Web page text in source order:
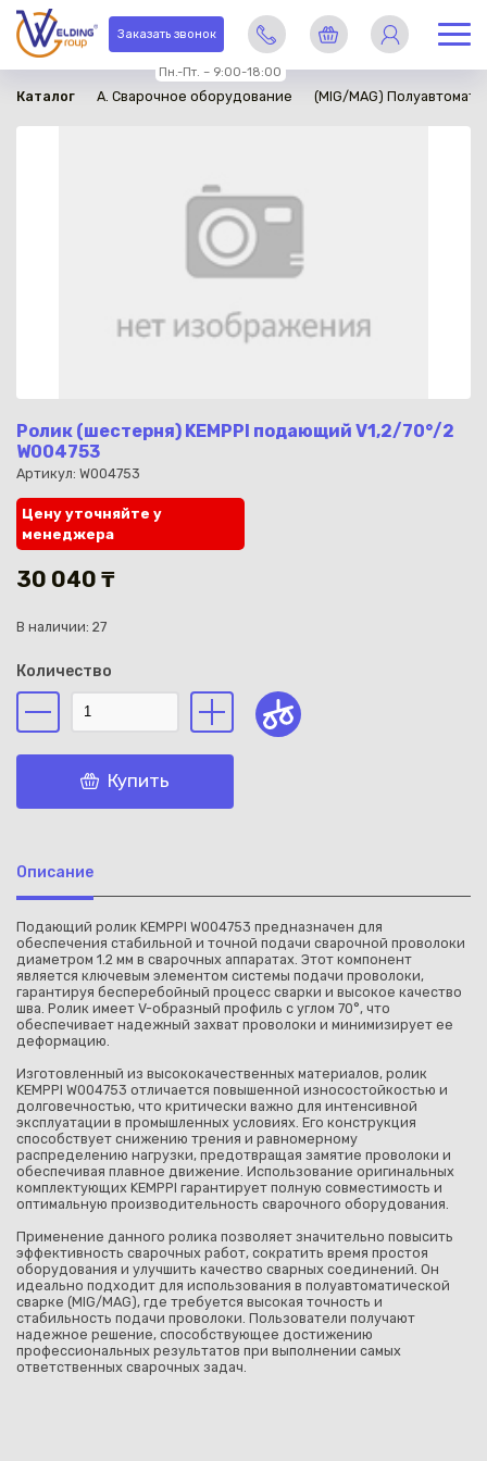
Заказать звонок
Пн.-Пт. – 9:00-18:00
Каталог A. Сварочное оборудование (MIG/MAG)
Ролик (шестерня) KEMPPI подающий V1,2/70°/2
W004753
Артикул: W004753
в наличии
Цену уточняйте у
менеджера
30 040 ₸
В наличии: 27
Количество
Купить
Описание
Подающий ролик KEMPPI W004753 предназначен для
обеспечения стабильной и точной подачи сварочной проволоки
диаметром 1.2 мм в сварочных аппаратах. Этот компонент
является ключевым элементом системы подачи проволоки,
гарантируя бесперебойный процесс сварки и высокое качество
шва. Ролик имеет V-образный профиль с углом 70°, что
обеспечивает надежный захват проволоки и минимизирует ее
деформацию.
Изготовленный из высококачественных материалов, ролик
KEMPPI W004753 отличается повышенной износостойкостью и
долговечностью, что критически важно для интенсивной
эксплуатации в промышленных условиях. Его конструкция
способствует снижению трения и равномерному
распределению нагрузки, предотвращая замятие проволоки и
обеспечивая плавное движение. Использование оригинальных
комплектующих KEMPPI гарантирует полную совместимость и
оптимальную производительность сварочного оборудования.
Применение данного ролика позволяет значительно повысить
эффективность сварочных работ, сократить время простоя
оборудования и улучшить качество сварных соединений. Он
идеально подходит для использования в полуавтоматической
сварке (MIG/MAG), где требуется высокая точность и
стабильность подачи проволоки. Пользователи получают
надежное решение, способствующее достижению
профессиональных результатов при выполнении самых
ответственных сварочных задач.